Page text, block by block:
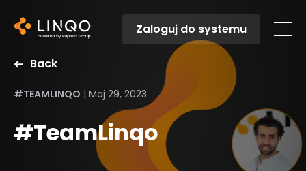
Zaloguj do systemu
Back
#TEAMLINQO | Maj 29, 2023
#TeamLinqo